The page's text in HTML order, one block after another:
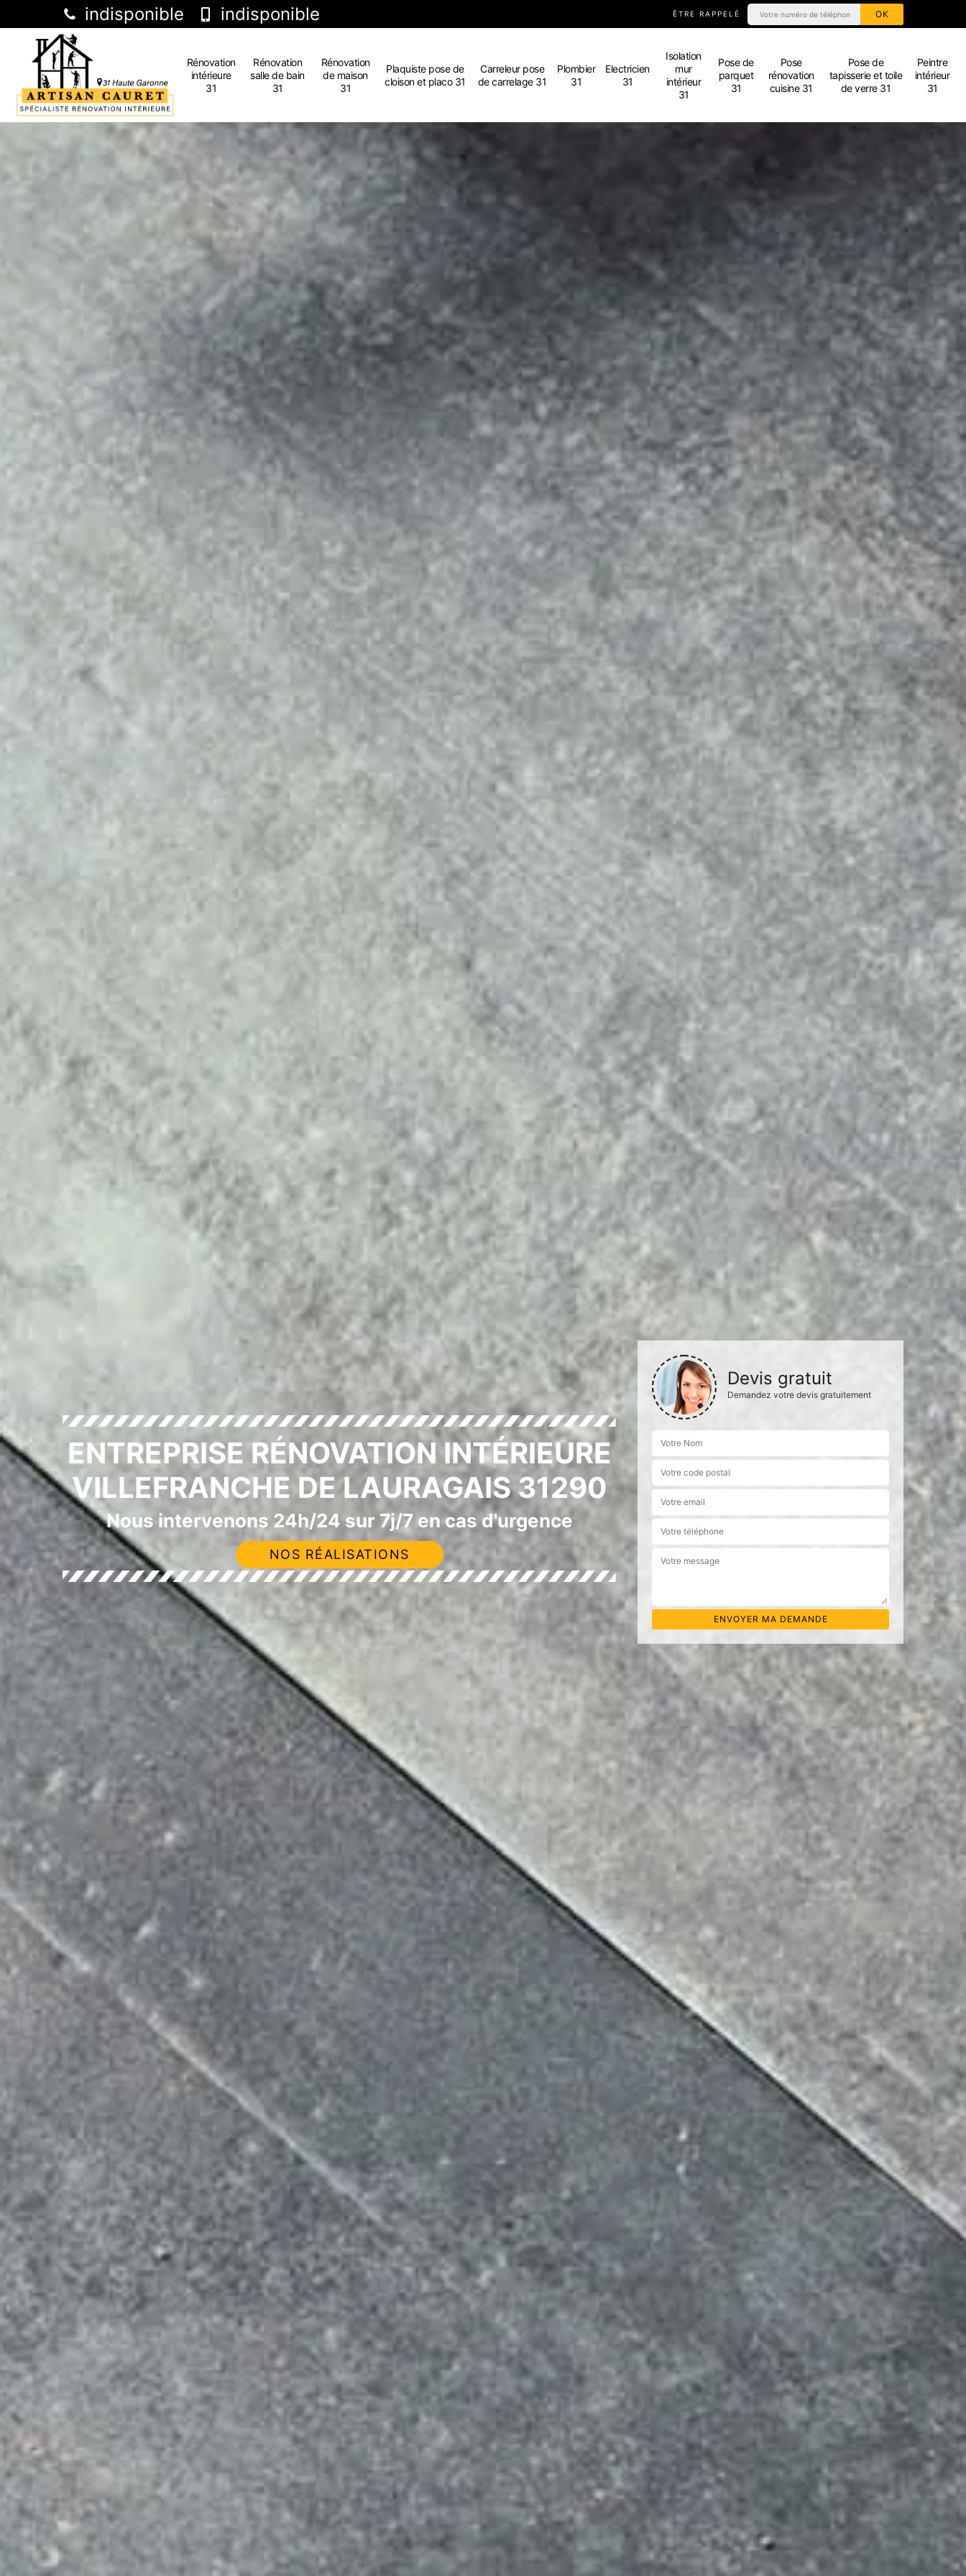
indisponible indisponible ÊTRE RAPPELÉ
Rénovation
intérieure
31
Rénovation
salle de bain
31
Rénovation
de maison
31
Plaquiste pose de
cloison et placo 31
Carreleur pose
de carrelage 31
Plombier
31
Electricien
31
Isolation
mur
intérieur
31
Pose de
parquet
31
Pose
rénovation
cuisine 31
Pose de
tapisserie et toile
de verre 31
Peintre
intérieur
31
ENTREPRISE RÉNOVATION INTÉRIEURE
VILLEFRANCHE DE LAURAGAIS 31290
Nous intervenons 24h/24 sur 7j/7 en cas d'urgence
NOS RÉALISATIONS
Devis gratuit
Demandez votre devis gratuitement